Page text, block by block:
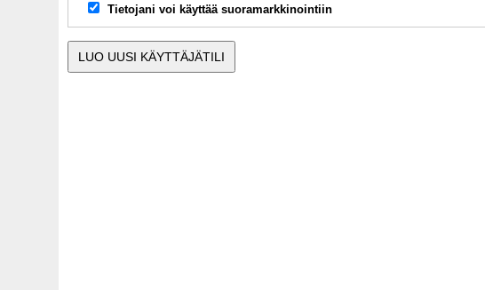
Tietojani voi käyttää suoramarkkinointiin